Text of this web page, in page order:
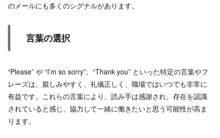
のメールにも多くのシグナルがあります。
言葉の選択
“Please” や “I’m so sorry”、“Thank you” といった特定の言葉やフ
レーズは、親しみやすく、礼儀正しく、職場ではいつでも非常に
有益です。これらの言葉により、読み手は感謝され、存在を認識
されていると感じ、協力して一緒に働きたいと思う可能性が高ま
ります。